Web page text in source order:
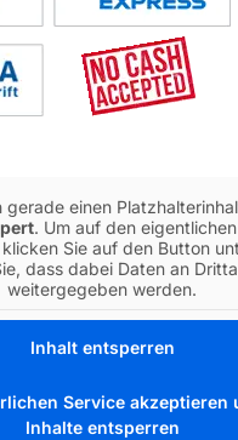
gerade einen
. Um auf den
Sie auf den Button
dass dabei Daten an
weitergegeben werden.
Inhalt entsperren
Service akzeptieren
Inhalte entsperren